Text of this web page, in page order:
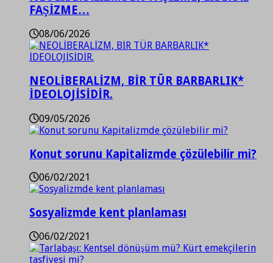
FAŞİZME…
08/06/2026
NEOLİBERALİZM, BİR TÜR BARBARLIK*
İDEOLOJİSİDİR.
09/05/2026
Konut sorunu Kapitalizmde çözülebilir mi?
06/02/2021
Sosyalizmde kent planlaması
06/02/2021